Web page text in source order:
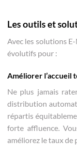
Les outils et
Avec les solutions
évolutifs pour :
Améliorer l’accueil
Ne plus jamais
distribution
répartis
forte affluence.
améliorez le taux de